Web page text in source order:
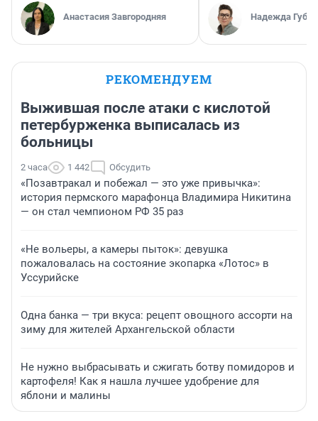
Анастасия Завгородняя Надежда
РЕКОМЕНДУЕМ
Выжившая после атаки с кислотой
петербурженка выписалась из
больницы
2 часа 1 442 Обсудить
«Позавтракал и побежал — это уже привычка»:
история пермского марафонца Владимира Никитина
— он стал чемпионом РФ 35 раз
«Не вольеры, а камеры пыток»: девушка
пожаловалась на состояние экопарка «Лотос» в
Уссурийске
Одна банка — три вкуса: рецепт овощного ассорти на
зиму для жителей Архангельской области
Не нужно выбрасывать и сжигать ботву помидоров и
картофеля! Как я нашла лучшее удобрение для
яблони и малины